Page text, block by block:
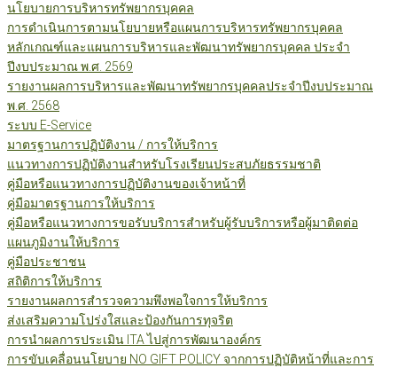
นโยบายการบริหารทรัพยากรบุคคล
การดำเนินการตามนโยบายหรือแผนการบริหารทรัพยากรบุคคล
หลักเกณฑ์และแผนการบริหารและพัฒนาทรัพยากรบุคคล ประจำ
ปีงบประมาณ พ.ศ. 2569
รายงานผลการบริหารและพัฒนาทรัพยากรบุคคลประจำปีงบประมาณ
พ.ศ. 2568
ระบบ E-Service
มาตรฐานการปฏิบัติงาน / การให้บริการ
แนวทางการปฏิบัติงานสำหรับโรงเรียนประสบภัยธรรมชาติ
คู่มือหรือแนวทางการปฏิบัติงานของเจ้าหน้าที่
คู่มือมาตรฐานการให้บริการ
คู่มือหรือแนวทางการขอรับบริการสำหรับผู้รับบริการหรือผู้มาติดต่อ
แผนภูมิงานให้บริการ
คู่มือประชาชน
สถิติการให้บริการ
รายงานผลการสำรวจความพึงพอใจการให้บริการ
ส่งเสริมความโปร่งใสและป้องกันการทุจริต
การนำผลการประเมิน ITA ไปสู่การพัฒนาองค์กร
การขับเคลื่อนนโยบาย NO GIFT POLICY จากการปฏิบัติหน้าที่และการ